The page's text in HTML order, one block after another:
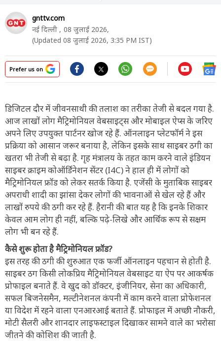
gnttv.com
नई दिल्ली , 08 जुलाई 2026,
(Updated 08 जुलाई 2026, 3:35 PM IST)
Prefer us on
डिजिटल दौर में जीवनसाथी की तलाश का तरीका तेजी से बदल गया है.
आज लाखों लोग मैट्रिमोनियल वेबसाइट्स और मोबाइल ऐप्स के जरिए
अपने लिए उपयुक्त पार्टनर खोज रहे हैं. ऑनलाइन प्लेटफॉर्म ने इस
प्रक्रिया को आसान जरूर बनाया है, लेकिन इसके साथ साइबर ठगी का
खतरा भी तेजी से बढ़ा है. गृह मंत्रालय के तहत काम करने वाले इंडियन
साइबर क्राइम कोऑर्डिनेशन सेंटर (I4C) ने हाल ही में लोगों को
मैट्रिमोनियल फ्रॉड को लेकर सतर्क किया है. एजेंसी के मुताबिक साइबर
अपराधी शादी का झांसा देकर लोगों की भावनाओं से खेल रहे हैं और
लाखों रुपये की ठगी कर रहे हैं. हैरानी की बात यह है कि इनके शिकार
केवल आम लोग ही नहीं, बल्कि पढ़े-लिखे और आर्थिक रूप से सक्षम
लोग भी बन रहे हैं.
कैसे शुरू होता है मैट्रिमोनियल फ्रॉड?
इस तरह की ठगी की शुरुआत एक फर्जी ऑनलाइन पहचान से होती है.
साइबर ठग किसी लोकप्रिय मैट्रिमोनियल वेबसाइट या ऐप पर आकर्षक
प्रोफाइल बनाते हैं. वे खुद को डॉक्टर, इंजीनियर, सेना का अधिकारी,
सफल बिजनेसमैन, मल्टीनेशनल कंपनी में काम करने वाला प्रोफेशनल
या विदेश में रहने वाला एनआरआई बताते हैं. प्रोफाइल में अच्छी नौकरी,
मोटी सैलरी और शानदार लाइफस्टाइल दिखाकर सामने वाले का भरोसा
जीतने की कोशिश की जाती है.